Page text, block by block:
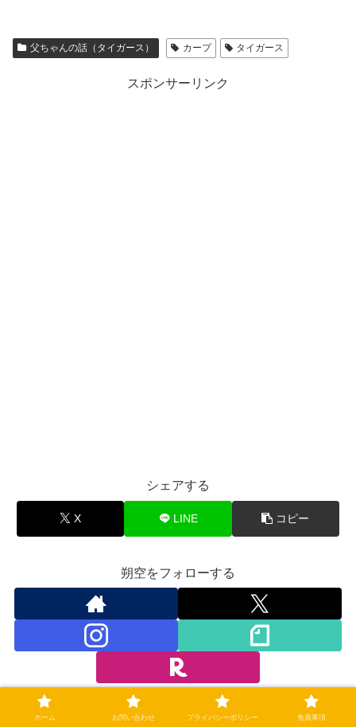
父ちゃんの話（タイガース） カープ タイガース
スポンサーリンク
シェアする
X LINE コピー
朔空をフォローする
朔空
ホーム お問い合わせ プライバシーポリシー 免責事項